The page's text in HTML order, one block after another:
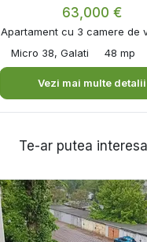
63,000 €
Apartament cu 3 camere de
Micro 38, Galati
48 mp
Vezi mai multe detalii
Te-ar putea